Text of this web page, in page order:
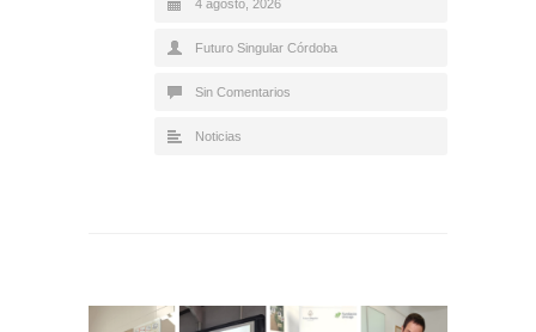
4 agosto, 2026
Futuro Singular Córdoba
Sin Comentarios
Noticias